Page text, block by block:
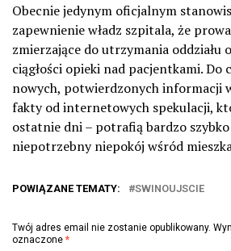
Obecnie jedynym oficjalnym
zapewnienie władz szpitala, że
zmierzające do utrzymania oddziału
ciągłości opieki nad pacjentkami. Do
nowych, potwierdzonych informacji
fakty od internetowych spekulacji,
ostatnie dni – potrafią bardzo szybko
niepotrzebny niepokój wśród
POWIĄZANE TEMATY: SWINOUJSCIE
Twój adres email nie zostanie opublikowany.
oznaczone *